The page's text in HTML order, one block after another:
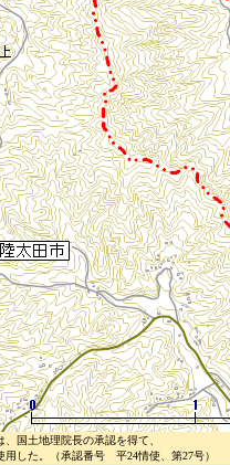
国土地理院長の承認を得て、
用した。（承認番号 平24情使、第27号）